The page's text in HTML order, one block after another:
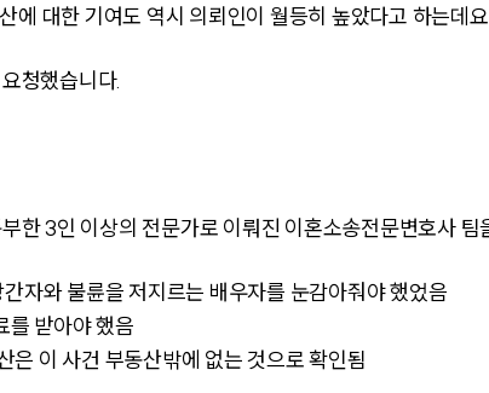
에 대한 기여도 역시 의뢰인이 월등히 높았다고 하는데
청했습니다.
한 3인 이상의 전문가로 이뤄진 이혼소송전문변호사 팀
자와 불륜을 저지르는 배우자를 눈감아줘야 했었음
를 받아야 했음
이 사건 부동산밖에 없는 것으로 확인됨